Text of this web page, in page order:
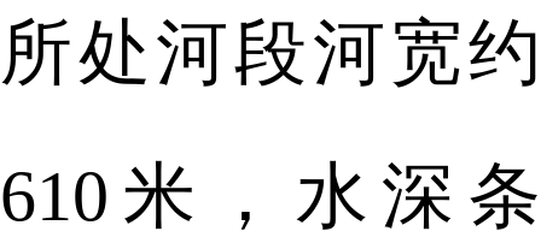
所处河段河宽约
610米，水深条